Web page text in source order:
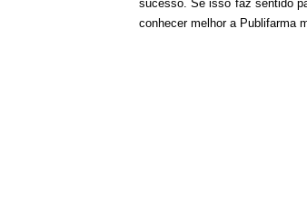
sucesso. Se isso faz sentido
conhecer melhor a Publifarma